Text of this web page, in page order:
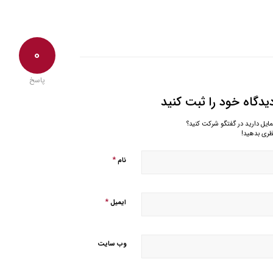
0
پاسخ
خود را ثبت کنید
دارید در گفتگو شرکت کنید؟
بدهید!
نام*
ایمیل*
وب‌ سایت